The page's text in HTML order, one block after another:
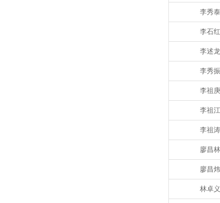
李秀泰
李石红
李述龙
李秀振
李祖庚
李祖江
李祖涛
廖昌林
廖昌炜
林卓义